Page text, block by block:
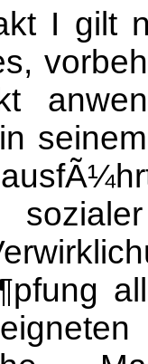
I gilt